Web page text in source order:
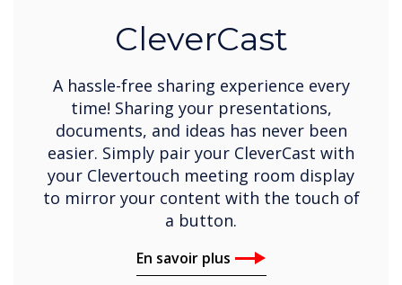
CleverCast
A hassle-free sharing experience every
time! Sharing your presentations,
documents, and ideas has never been
easier. Simply pair your CleverCast with
your Clevertouch meeting room display
to mirror your content with the touch of
a button.
En savoir plus